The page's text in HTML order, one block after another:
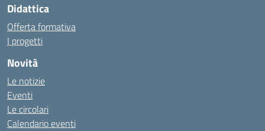
Didattica
Offerta formativa
I progetti
Novità
Le notizie
Eventi
Le circolari
Calendario eventi